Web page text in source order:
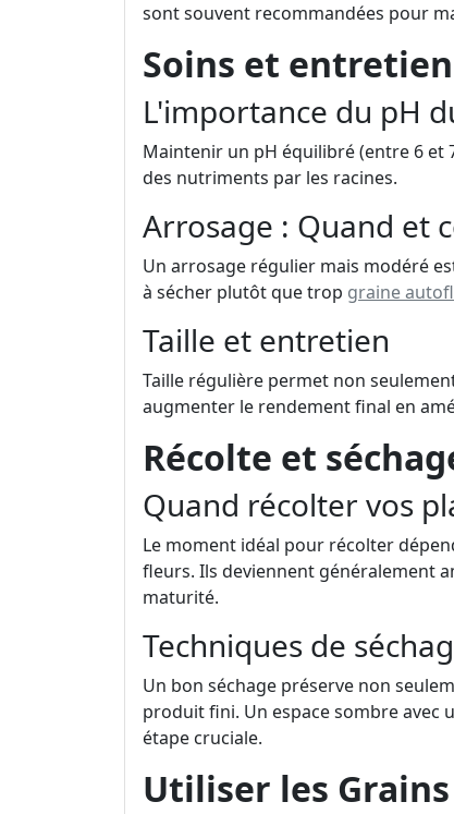
sont souvent recommandées pour
Soins et
L'importance du pH
Maintenir un pH équilibré (entre 6
des nutriments par les racines.
Arrosage : Quand et
Un arrosage régulier mais modéré
à sécher plutôt que trop graine
Taille et entretien
Taille régulière permet non
augmenter le rendement final en
Récolte et
Quand récolter vos
Le moment idéal pour récolter
fleurs. Ils deviennent généralement
maturité.
Techniques de
Un bon séchage préserve non
produit fini. Un espace sombre avec
étape cruciale.
Utiliser les